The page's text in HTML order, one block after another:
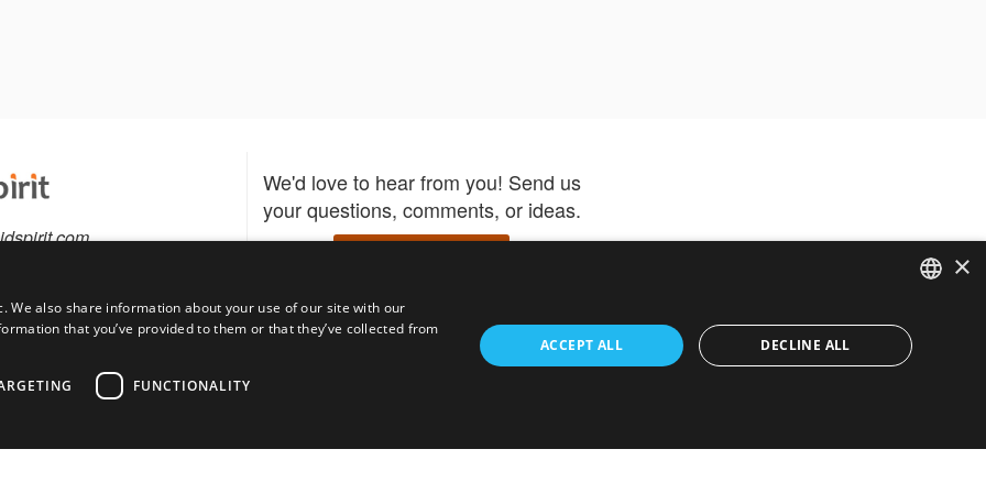
We'd love to hear from you! Send us
your questions, comments, or ideas.
Download the Bidspirit app –
participate in auctions and get
ENGLISH
FRENCH
×
We also share information about your use of our site with our
that you’ve provided to them or that they’ve collected from
FUNCTIONALITY
ACCEPT ALL DECLINE ALL